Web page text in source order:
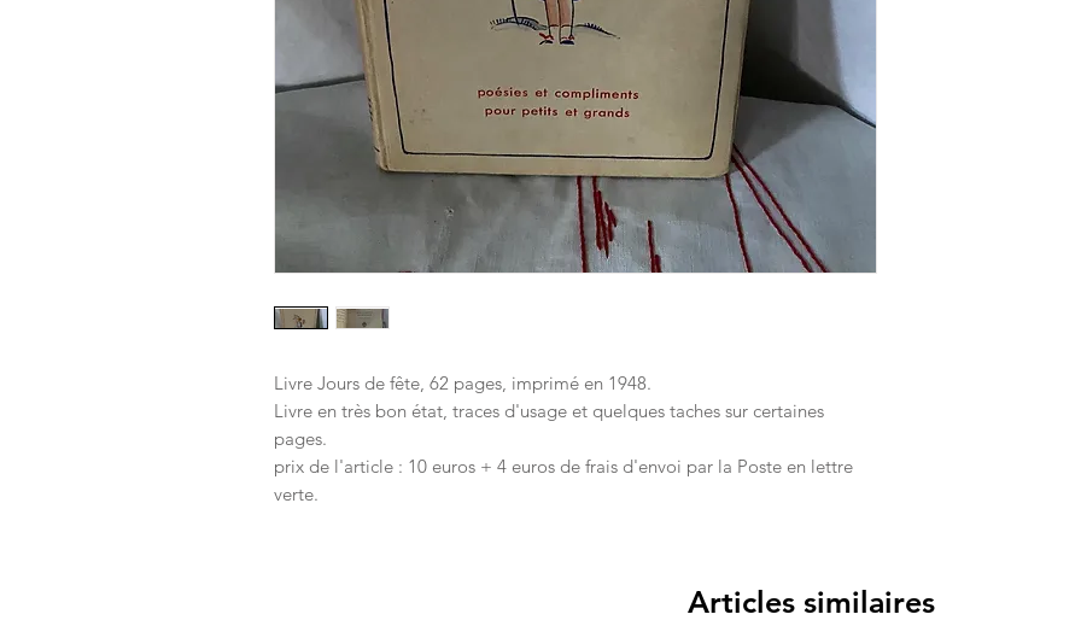
Livre Jours de fête, 62 pages, imprimé en 1948.
Livre en très bon état, traces d'usage et quelques taches sur certaines
pages.
prix de l'article : 10 euros + 4 euros de frais d'envoi par la Poste en lettre
verte.
Articles similaires